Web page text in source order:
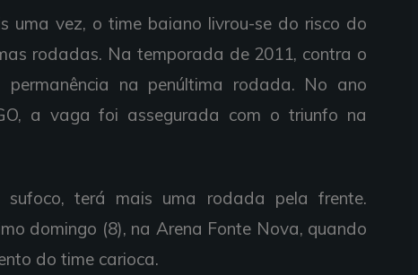
uma vez, o time baiano livrou-se do risco do
rodadas. Na temporada de 2011, contra o
na penúltima rodada. No ano
a vaga foi assegurada com o triunfo na
terá mais uma rodada pela frente.
domingo (8), na Arena Fonte Nova, quando
do time carioca.